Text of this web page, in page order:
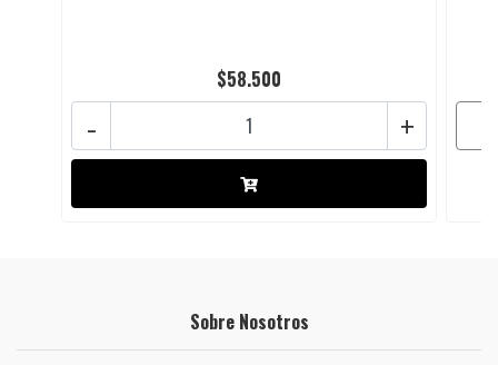
$58.500
+
-
Sobre Nosotros